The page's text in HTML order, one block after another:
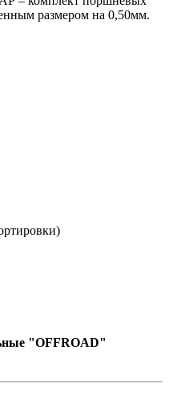
размером на 0,50мм.
"OFFROAD"